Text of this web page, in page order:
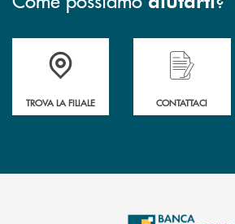
Accedi all' elenco completo&nbsp;
TROVA LA FILIALE
Hai bisogno di
CONTATTACI